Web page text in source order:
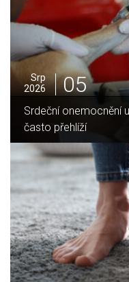
Srp
2026
05
Jak vybrat ideální
domov